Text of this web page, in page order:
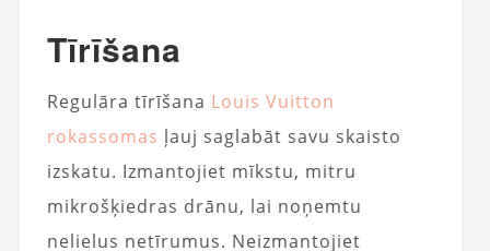
Tīrīšana
Regulāra tīrīšana Louis Vuitton
rokassomas ļauj saglabāt savu skaisto
izskatu. Izmantojiet mīkstu, mitru
mikrošķiedras drānu, lai noņemtu
nelielus netīrumus. Neizmantojiet